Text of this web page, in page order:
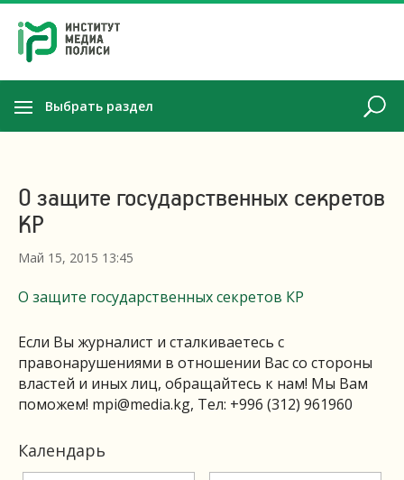
Выбрать раздел
О защите государственных секретов
КР
Май 15, 2015 13:45
О защите государственных секретов КР
Если Вы журналист и сталкиваетесь с
правонарушениями в отношении Вас со стороны
властей и иных лиц, обращайтесь к нам! Мы Вам
поможем! mpi@media.kg, Тел: +996 (312) 961960
Календарь